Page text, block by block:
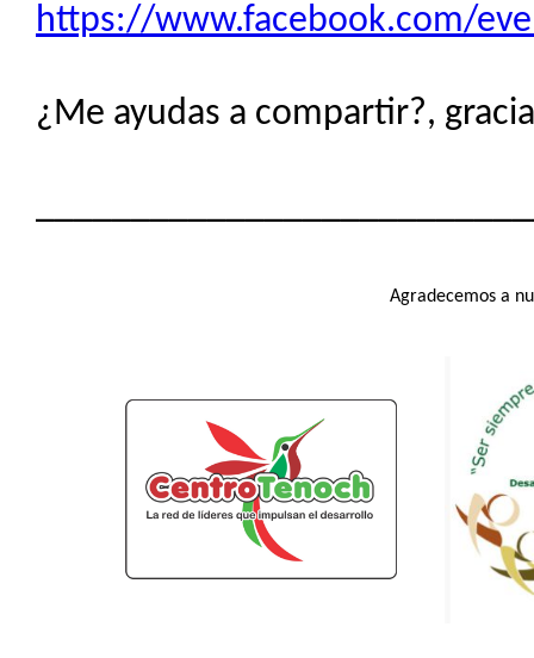
https://www.facebook.com/
¿Me ayudas a compartir?,
Agradecemos a